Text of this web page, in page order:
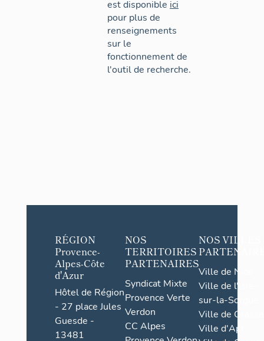
est disponible ici
pour plus de
renseignements
sur le
fonctionnement de
l'outil de recherche.
RÉGION
Provence-
Alpes-Côte
d'Azur
Hôtel de Région
- 27 place Jules
Guesde -
13481
NOS
TERRITOIRES
PARTENAIRES
Syndicat Mixte
Provence Verte
Verdon
CC Alpes
NOS VILLES
Ville de Nice
Ville de l'Isle-
sur-la-Sorgue
Ville de Grasse
Ville d'Apt